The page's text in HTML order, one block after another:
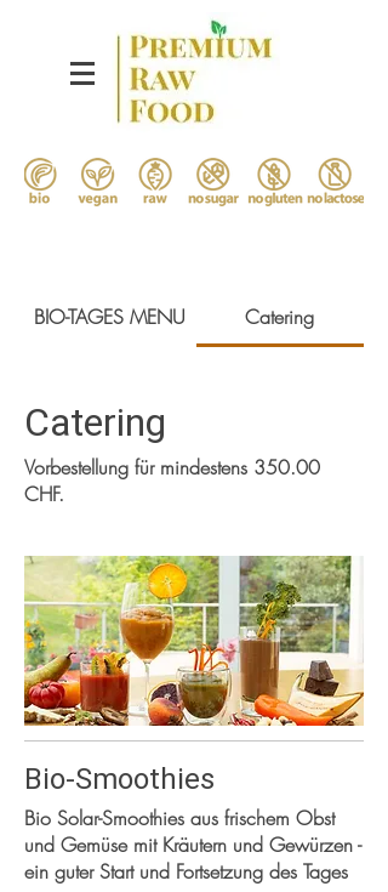
BIO-TAGES MENU Catering
Catering
Vorbestellung für mindestens 350.00
CHF.
Bio-Smoothies
Bio Solar-Smoothies aus frischem Obst
und Gemüse mit Kräutern und Gewürzen -
ein guter Start und Fortsetzung des Tages